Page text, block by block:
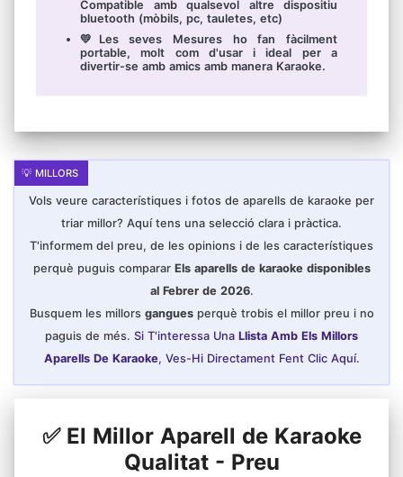
Compatible amb qualsevol altre dispositiu
bluetooth (mòbils, pc, tauletes, etc)
💛Les seves Mesures ho fan fàcilment
portable, molt com d'usar i ideal per a
divertir-se amb amics amb manera Karaoke.
Vols veure característiques i fotos de aparells de karaoke per
triar millor? Aquí tens una selecció clara i pràctica.
T'informem del preu, de les opinions i de les característiques
perquè puguis comparar Els aparells de karaoke disponibles
al Febrer de 2026.
Busquem les millors ganguesperquè trobis el millor preu i no
paguis de més. Si T'interessa Una Llista Amb Els Millors
Aparells De Karaoke, Ves-Hi Directament Fent Clic Aquí.
✅ El Millor Aparell de Karaoke
Qualitat - Preu